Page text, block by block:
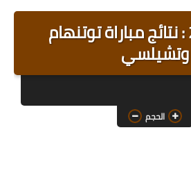
رابط فرعي
رابط فرعي
رابط فرعي
كورة 2020 : نتائج مباراة توتنهام
وتشيلسي
الحجم